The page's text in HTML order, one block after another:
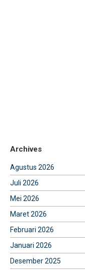
Archives
Agustus 2026
Juli 2026
Mei 2026
Maret 2026
Februari 2026
Januari 2026
Desember 2025